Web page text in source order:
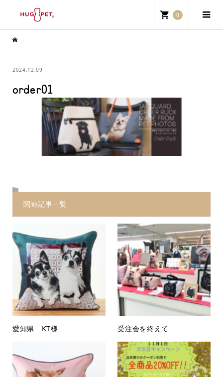
0
2024.12.09
order01
関連記事一覧
愛知県 KT様 受注会を終えて